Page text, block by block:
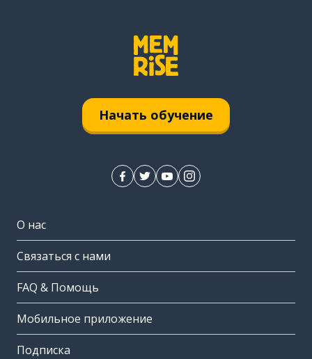
Начать обучение
О нас
Связаться с нами
FAQ & Помощь
Мобильное приложение
Подписка